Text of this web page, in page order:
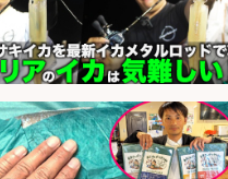
sponsored by 求人ボックス
さらに求人情報を見る